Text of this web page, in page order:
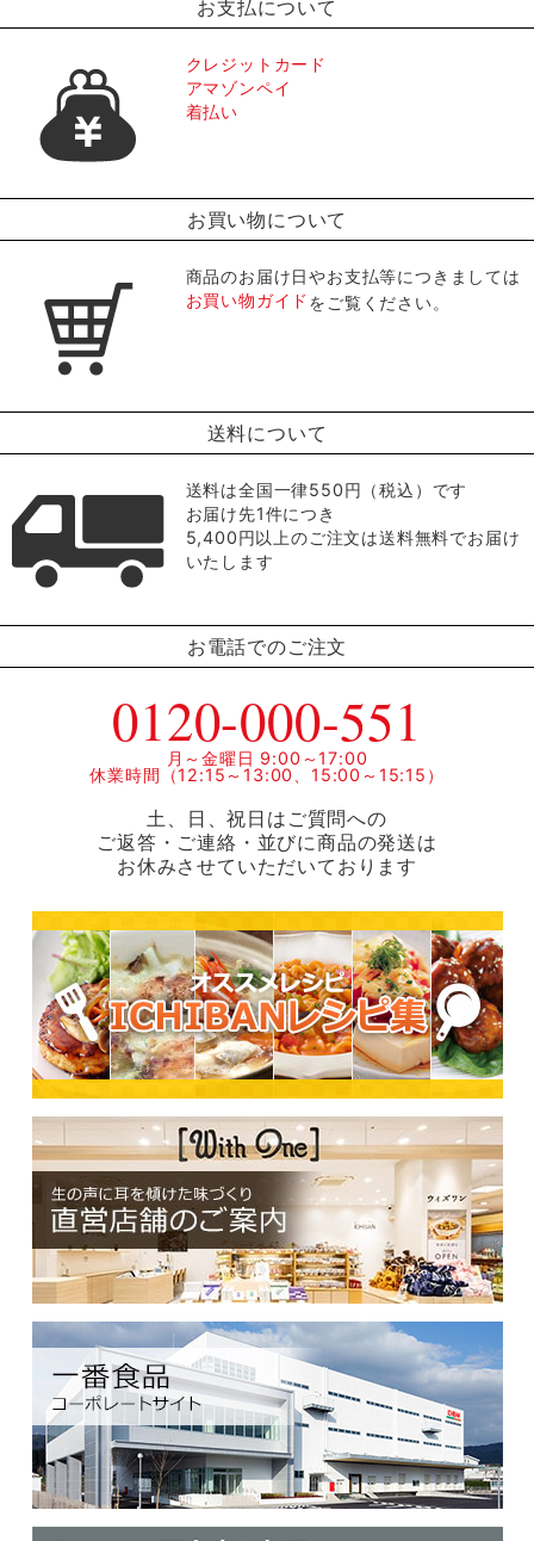
お支払について
クレジットカード
アマゾンペイ
着払い
お買い物について
商品のお届け日やお支払等につきましては
お買い物ガイド をご覧ください。
送料について
送料は全国一律550円（税込）です
お届け先1件につき
5,400円以上のご注文は送料無料でお届け
いたします
お電話でのご注文
0120-000-551
月～金曜日 9:00～17:00
休業時間（12:15～13:00、15:00～15:15）
土、日、祝日はご質問への
ご返答・ご連絡・並びに商品の発送は
お休みさせていただいております